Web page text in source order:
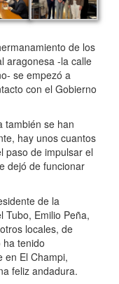
de los
aragonesa -la calle
se empezó a
con el Gobierno
se han
hay unos cuantos
paso de impulsar el
dejó de funcionar
de la
Tubo, Emilio Peña,
locales, de
ha tenido
en El Champi,
feliz andadura.